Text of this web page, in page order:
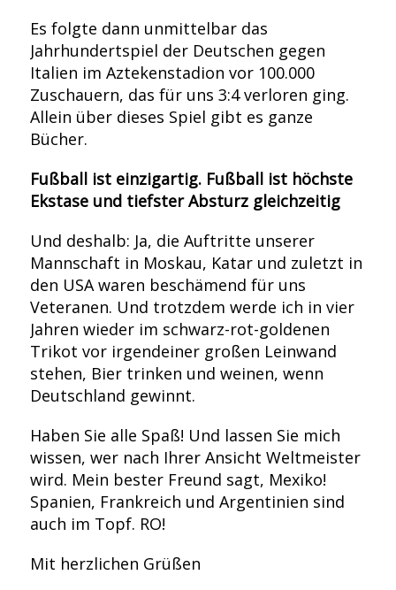
Es folgte dann unmittelbar das
Jahrhundertspiel der Deutschen gegen
Italien im Aztekenstadion vor 100.000
Zuschauern, das für uns 3:4 verloren ging.
Allein über dieses Spiel gibt es ganze
Bücher.
Fußball ist einzigartig. Fußball ist höchste
Ekstase und tiefster Absturz gleichzeitig
Und deshalb: Ja, die Auftritte unserer
Mannschaft in Moskau, Katar und zuletzt in
den USA waren beschämend für uns
Veteranen. Und trotzdem werde ich in vier
Jahren wieder im schwarz-rot-goldenen
Trikot vor irgendeiner großen Leinwand
stehen, Bier trinken und weinen, wenn
Deutschland gewinnt.
Haben Sie alle Spaß! Und lassen Sie mich
wissen, wer nach Ihrer Ansicht Weltmeister
wird. Mein bester Freund sagt, Mexiko!
Spanien, Frankreich und Argentinien sind
auch im Topf. RO!
Mit herzlichen Grüßen